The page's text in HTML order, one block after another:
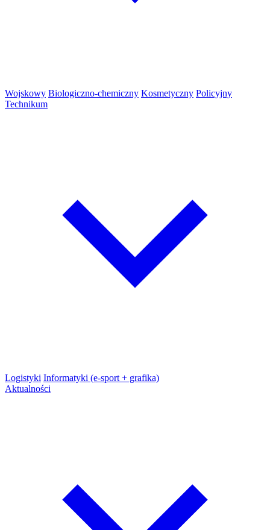
Wojskowy Biologiczno-chemiczny Kosmetyczny Policyjny
Technikum
Logistyki Informatyki (e-sport + grafika)
Aktualności